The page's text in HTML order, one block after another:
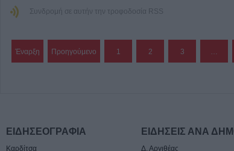
Συνδρομή σε αυτήν την τροφοδοσία RSS
Έναρξη Προηγούμενο 1 2 3 …
ΕΙΔΗΣΕΟΓΡΑΦΙΑ
Καρδίτσα
ΕΙΔΗΣΕΙΣ ΑΝΑ
Δ. Αργιθέας